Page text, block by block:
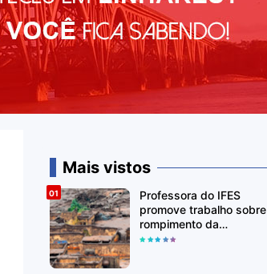
Mais vistos
Professora do IFES
promove trabalho sobre
rompimento da
Barragem de Fundão em